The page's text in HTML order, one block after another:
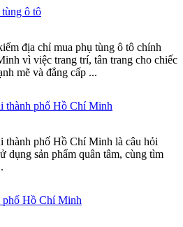
ô tô
địa chỉ mua phụ tùng ô tô chính
vì việc trang trí, tân trang cho chiếc
mẽ và đẳng cấp ...
thành phố Hồ Chí Minh
thành phố Hồ Chí Minh là câu hỏi
dụng sản phẩm quân tâm, cùng tìm
phố Hồ Chí Minh